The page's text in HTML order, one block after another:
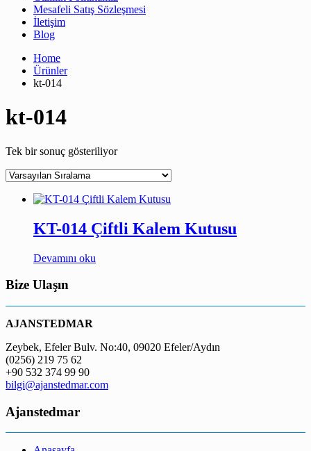
Mesafeli Satış Sözleşmesi
İletişim
Blog
Home
Ürünler
kt-014
kt-014
Tek bir sonuç gösteriliyor
KT-014 Çiftli Kalem Kutusu
Devamını oku
Bize Ulaşın
AJANSTEDMAR
Zeybek, Efeler Bulv. No:40, 09020 Efeler/Aydın
(0256) 219 75 62
+90 532 374 99 90
bilgi@ajanstedmar.com
Ajanstedmar